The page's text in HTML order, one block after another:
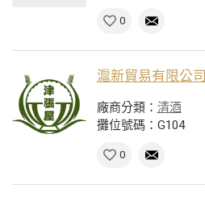
0
滬新貿易有限公司
廠商分類： 清酒
攤位號碼：G104
0